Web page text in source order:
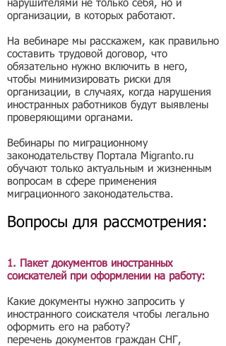
нарушителями не только себя, но и
организации, в которых работают.
На вебинаре мы расскажем, как правильно
составить трудовой договор, что
обязательно нужно включить в него,
чтобы минимизировать риски для
организации, в случаях, когда нарушения
иностранных работников будут выявлены
проверяющими органами.
Вебинары по миграционному
законодательству Портала Migranto.ru
обучают только актуальным и жизненным
вопросам в сфере применения
миграционного законодательства.
Вопросы для рассмотрения:
1. Пакет документов иностранных
соискателей при оформлении на работу:
Какие документы нужно запросить у
иностранного соискателя чтобы легально
оформить его на работу?
перечень документов граждан СНГ,